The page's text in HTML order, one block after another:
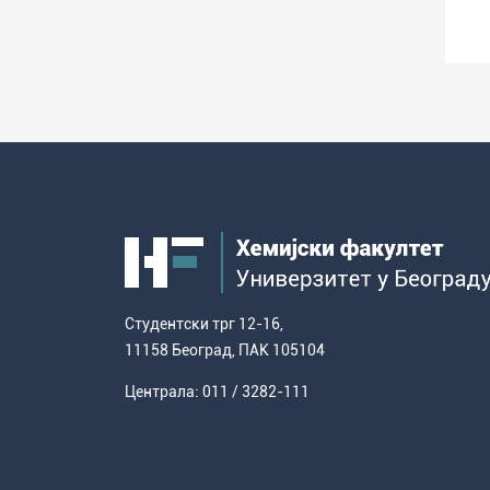
Студентски трг 12-16,
11158 Београд, ПАК 105104
Централа: 011 / 3282-111